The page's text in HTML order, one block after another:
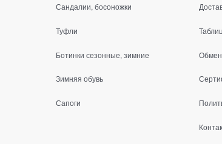
Сандалии, босоножки
Туфли
Ботинки сезонные, зимние
Зимняя обувь
Сапоги
Обмен